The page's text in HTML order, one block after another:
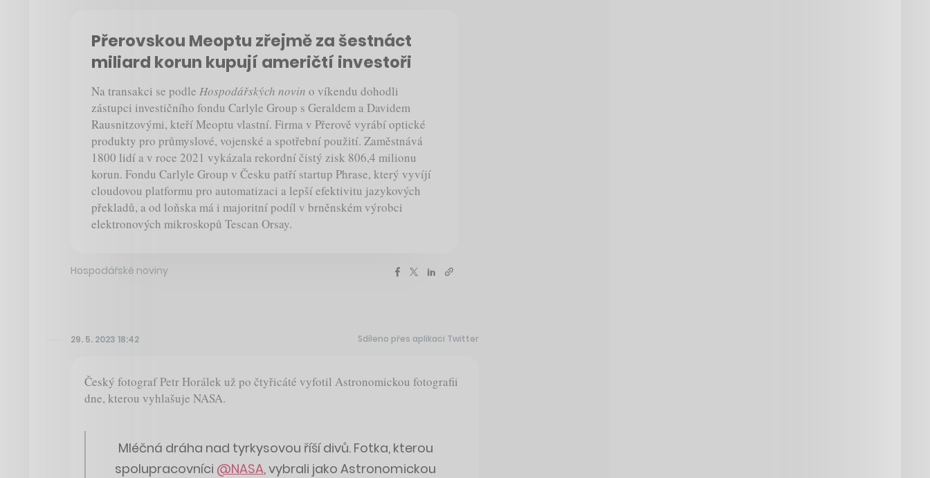
Přerovskou Meoptu zřejmě za šestnáct
miliard korun kupují američtí investoři
Na transakci se podle Hospodářských novin o víkendu dohodli
zástupci investičního fondu Carlyle Group s Geraldem a Davidem
Rausnitzovými, kteří Meoptu vlastní. Firma v Přerově vyrábí optické
produkty pro průmyslové, vojenské a spotřební použití. Zaměstnává
1800 lidí a v roce 2021 vykázala rekordní čistý zisk 806,4 milionu
korun. Fondu Carlyle Group v Česku patří startup Phrase, který vyvíjí
cloudovou platformu pro automatizaci a lepší efektivitu jazykových
překladů, a od loňska má i majoritní podíl v brněnském výrobci
elektronových mikroskopů Tescan Orsay.
Hospodářské noviny
29. 5. 2023 18:42 Sdíleno přes aplikaci Twitter
Český fotograf Petr Horálek už po čtyřicáté vyfotil Astronomickou fotografii
dne, kterou vyhlašuje NASA.
Mléčná dráha nad tyrkysovou říší divů. Fotka, kterou
spolupracovníci @NASA, vybrali jako Astronomickou